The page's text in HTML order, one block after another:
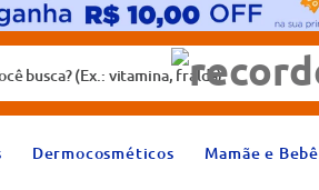
fralda)
Dermocosméticos Mamãe e Bebê
2º
fralda